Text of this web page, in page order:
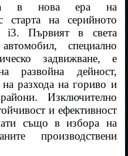
в нова ера на
старта на серийното
i3. Първият в света
специално
задвижване, е
развойна дейност,
разхода на гориво и
Изключително
и ефективност
също в избора на
производствени